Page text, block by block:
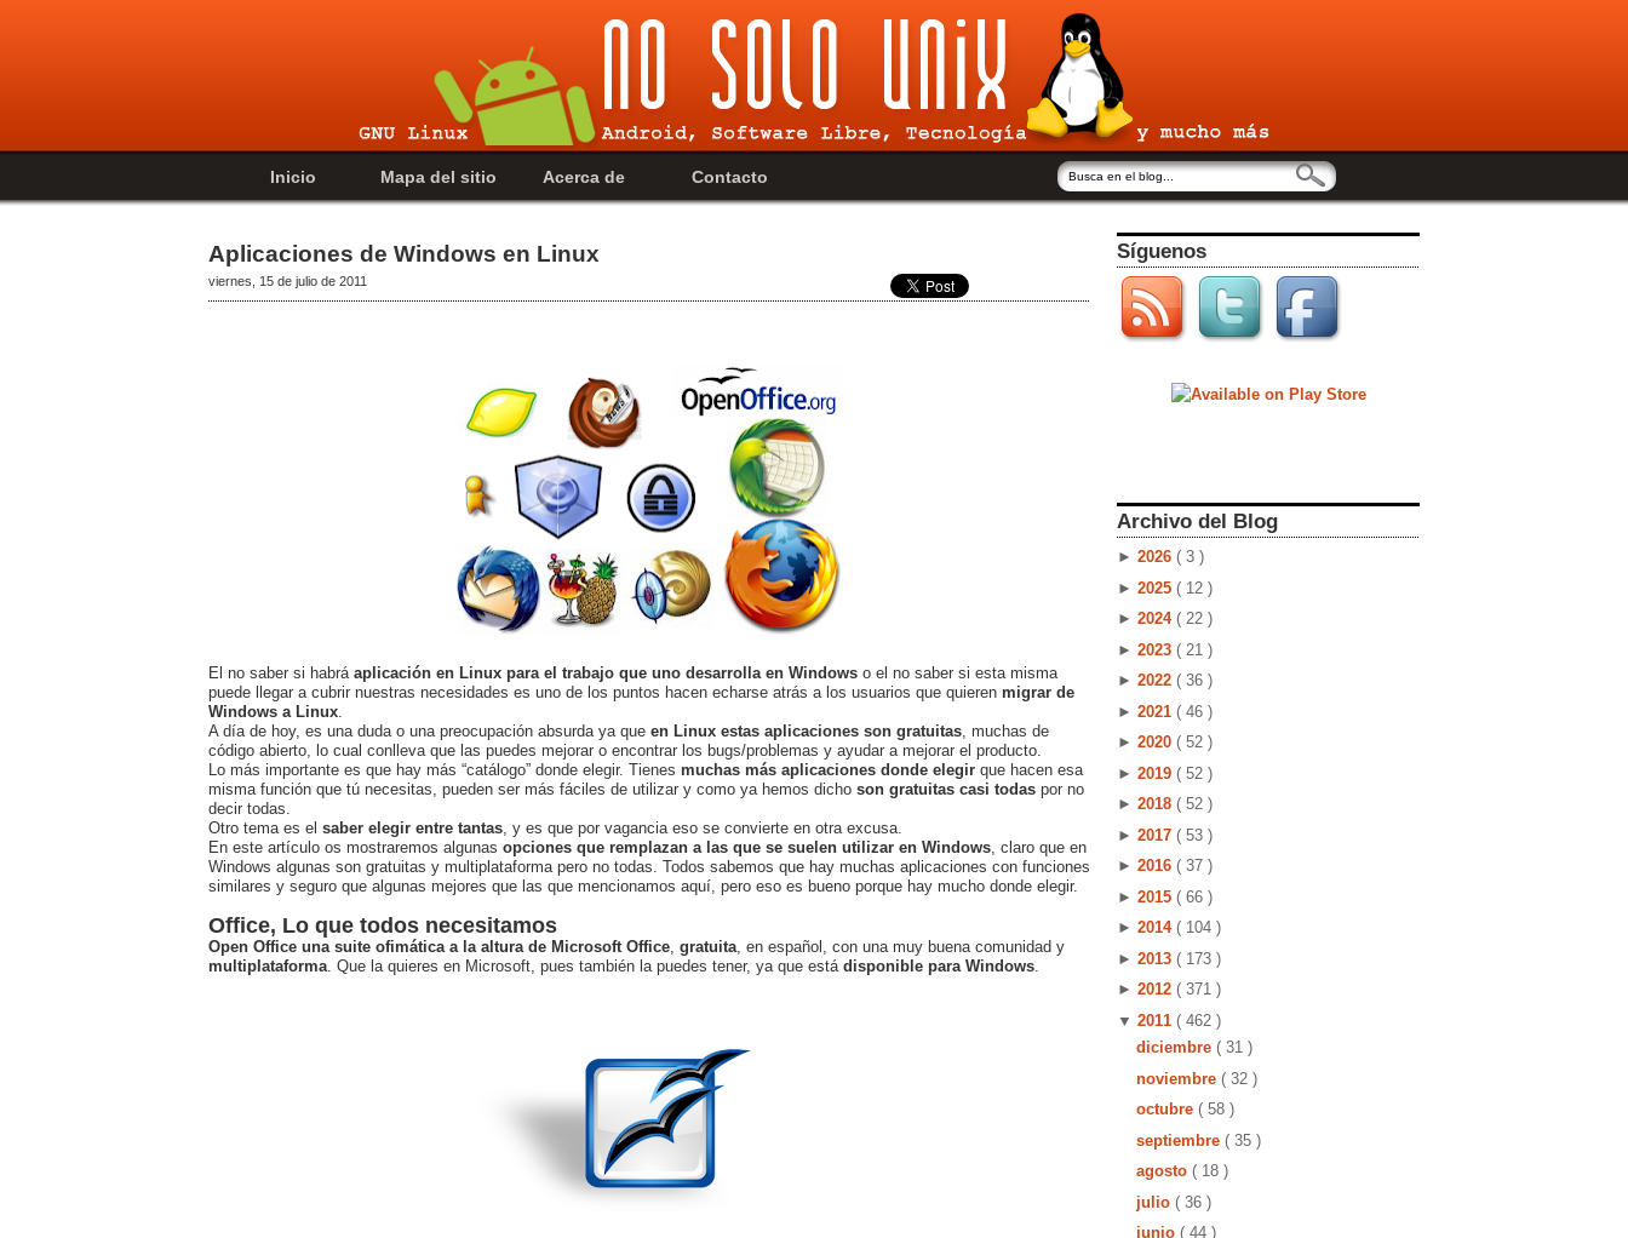
Inicio Mapa del sitio Acerca de Contacto
Aplicaciones de Windows en Linux
viernes, 15 de julio de 2011
El no saber si habrá aplicación en Linux para el trabajo que uno desarrolla en Windows o el no saber si esta misma
puede llegar a cubrir nuestras necesidades es uno de los puntos hacen echarse atrás a los usuarios que quieren migrar de
Windows a Linux
A día de hoy, es una duda o una preocupación absurda ya que en Linux estas aplicaciones son gratuitas , muchas de
código abierto, lo cual conlleva que las puedes mejorar o encontrar los bugs/problemas y ayudar a mejorar el producto.
Lo más importante es que hay más “catálogo” donde elegir. Tienes muchas más aplicaciones donde elegir que hacen esa
misma función que tú necesitas, pueden ser más fáciles de utilizar y como ya hemos dicho son gratuitas casi todas por no
decir todas.
Otro tema es el saber elegir entre tantas , y es que por vagancia eso se convierte en otra excusa.
En este artículo os mostraremos algunas opciones que remplazan a las que se suelen utilizar en Windows , claro que en
Windows algunas son gratuitas y multiplataforma pero no todas. Todos sabemos que hay muchas aplicaciones con funciones
similares y seguro que algunas mejores que las que mencionamos aquí, pero eso es bueno porque hay mucho donde elegir.
Office, Lo que todos necesitamos
Open Office una suite ofimática a la altura de Microsoft Office gratuita , en español, con una muy buena comunidad y
multiplataforma . Que la quieres en Microsoft, pues también la puedes tener, ya que está disponible para Windows
Síguenos
Archivo del Blog
► 2026 ( 3 )
► 2025 ( 12 )
► 2024 ( 22 )
► 2023 ( 21 )
► 2022 ( 36 )
► 2021 ( 46 )
► 2020 ( 52 )
► 2019 ( 52 )
► 2018 ( 52 )
► 2017 ( 53 )
► 2016 ( 37 )
► 2015 ( 66 )
► 2014 ( 104 )
► 2013 ( 173 )
► 2012 ( 371 )
▼ 2011 ( 462 )
diciembre ( 31 )
noviembre ( 32 )
octubre ( 58 )
septiembre ( 35 )
agosto ( 18 )
julio ( 36 )
junio ( 44 )